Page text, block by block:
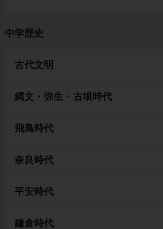
中学歴史
古代文明
縄文・弥生・古墳時代
飛鳥時代
奈良時代
平安時代
鎌倉時代